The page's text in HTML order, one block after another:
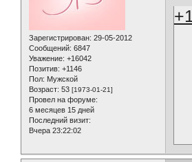
Зарегистрирован: 29-05-2012
Сообщений: 6847
Уважение: +16042
Позитив: +1146
Пол: Мужской
Возраст: 53 [1973-01-21]
Провел на форуме:
6 месяцев 15 дней
Последний визит:
Вчера 23:22:02